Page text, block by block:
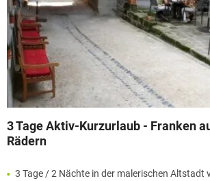
3 Tage Aktiv-Kurzurlaub - Franken
Rädern
3 Tage / 2 Nächte in der malerischen Altstadt